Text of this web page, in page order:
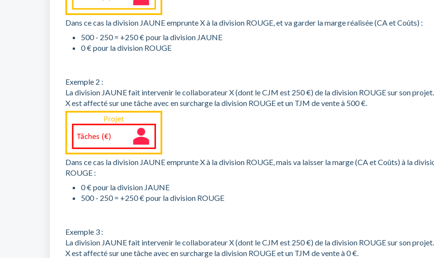
Dans ce cas la division JAUNE emprunte X à la division ROUGE, et va garder la marge réalisée (CA et Coûts) :
500 - 250 = +250 € pour la division JAUNE
0 € pour la division ROUGE
Exemple 2 :
La division JAUNE fait intervenir le collaborateur X (dont le CJM est 250 €) de la division ROUGE sur son projet.
X est affecté sur une tâche avec en surcharge la division ROUGE et un TJM de vente à 500 €.
Dans ce cas la division JAUNE emprunte X à la division ROUGE, mais va laisser la marge (CA et Coûts) à la
ROUGE :
0 € pour la division JAUNE
500 - 250 = +250 € pour la division ROUGE
Exemple 3 :
La division JAUNE fait intervenir le collaborateur X (dont le CJM est 250 €) de la division ROUGE sur son projet.
X est affecté sur une tâche avec en surcharge la division ROUGE et un TJM de vente à 0 €.